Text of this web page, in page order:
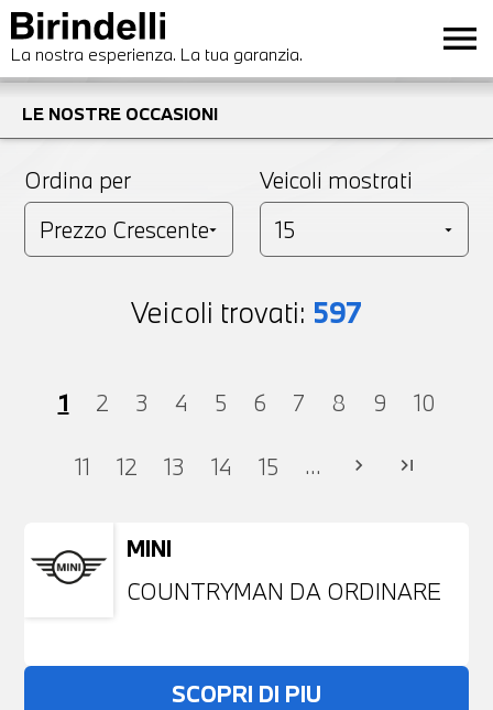
La nostra esperienza. La tua garanzia. menu
LE NOSTRE OCCASIONI
Ordina per Veicoli mostrati
Veicoli trovati: 597
1 2 3 4 5 6 7 8 9 10
11 12 13 14 15 ... chevron_right last_page
MINI
COUNTRYMAN DA ORDINARE
SCOPRI DI PIU